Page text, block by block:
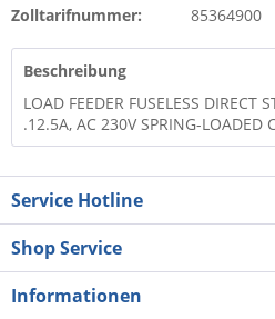
Zolltarifnummer:
85364900
Beschreibung
LOAD FEEDER FUSELESS DIRECT
.12.5A, AC 230V SPRING-LOADED
Service Hotline
Shop Service
Informationen